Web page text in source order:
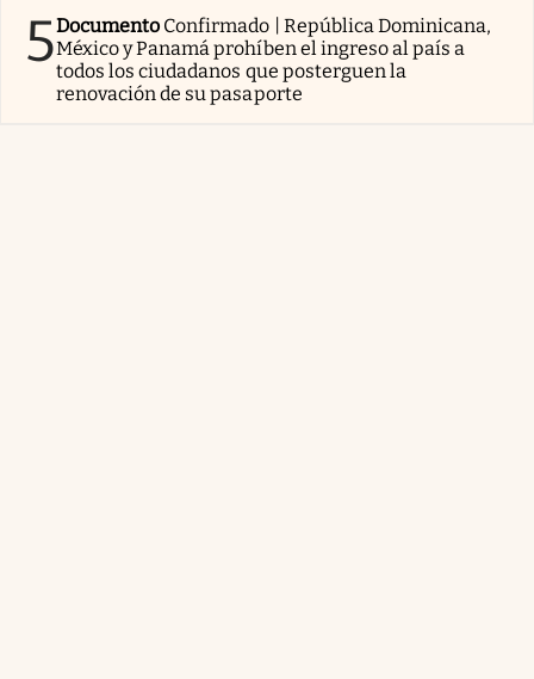
5Documento Confirmado | República Dominicana,
México y Panamá prohíben el ingreso al país a
todos los ciudadanos que posterguen la
renovación de su pasaporte